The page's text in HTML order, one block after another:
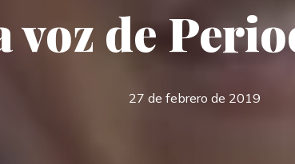
voz de
27 de febrero de 2019